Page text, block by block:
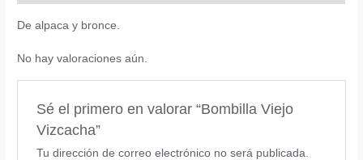
De alpaca y bronce.
No hay valoraciones aún.
Sé el primero en valorar “Bombilla Viejo
Vizcacha”
Tu dirección de correo electrónico no será publicada.